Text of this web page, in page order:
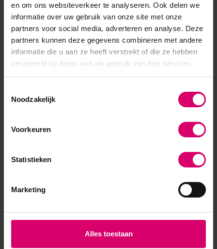
en om ons websiteverkeer te analyseren. Ook delen we
informatie over uw gebruik van onze site met onze
partners voor social media, adverteren en analyse. Deze
partners kunnen deze gegevens combineren met andere
informatie die u aan ze heeft verstrekt of die ze hebben
verzameld op basis van uw gebruik van hun services.
Noodzakelijk
Voorkeuren
Statistieken
Marketing
Alles toestaan
SKU 589730